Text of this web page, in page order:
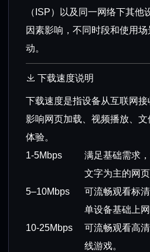
（ISP）以及同一网络下其他
因素影响，不同时段和使用
动。
下载速度说明
下载速度是指设备从互联网
影响网页加载、视频播放、
体验。
1-5Mbps
满足基础需求
文字为主的网页
5–10Mbps
可流畅观看标
单设备基础上网
10-25Mbps
可流畅观看高
线游戏。